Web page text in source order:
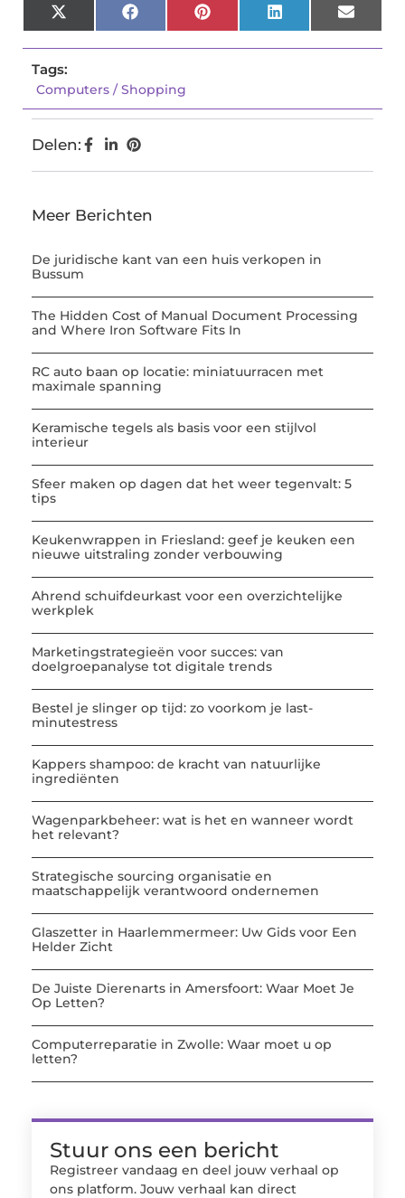
X
(Twitter)
FacebookPinterestLinkedInEmail
Tags:
Computers / Shopping
Delen:
Meer Berichten
De juridische kant van een huis verkopen in
Bussum
The Hidden Cost of Manual Document Processing
and Where Iron Software Fits In
RC auto baan op locatie: miniatuurracen met
maximale spanning
Keramische tegels als basis voor een stijlvol
interieur
Sfeer maken op dagen dat het weer tegenvalt: 5
tips
Keukenwrappen in Friesland: geef je keuken een
nieuwe uitstraling zonder verbouwing
Ahrend schuifdeurkast voor een overzichtelijke
werkplek
Marketingstrategieën voor succes: van
doelgroepanalyse tot digitale trends
Bestel je slinger op tijd: zo voorkom je last-
minutestress
Kappers shampoo: de kracht van natuurlijke
ingrediënten
Wagenparkbeheer: wat is het en wanneer wordt
het relevant?
Strategische sourcing organisatie en
maatschappelijk verantwoord ondernemen
Glaszetter in Haarlemmermeer: Uw Gids voor Een
Helder Zicht
De Juiste Dierenarts in Amersfoort: Waar Moet Je
Op Letten?
Computerreparatie in Zwolle: Waar moet u op
letten?
Stuur ons een bericht
Registreer vandaag en deel jouw verhaal op
ons platform. Jouw verhaal kan direct